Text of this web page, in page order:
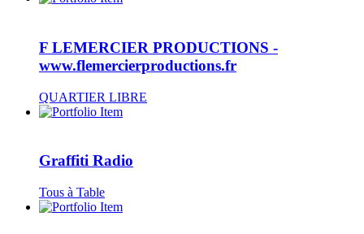
F LEMERCIER PRODUCTIONS -
www.flemercierproductions.fr
QUARTIER LIBRE
Graffiti Radio
Tous à Table